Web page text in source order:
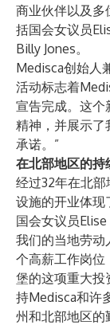
商业伙伴以及多
括国会女议员
Billy Jones。
Medisca创始人
活动标志着
宣告完成。这个
精神，并展示了
承诺。”
在北部地区的持
经过32年在北
设施的开业体现
国会女议员
我们的当地劳动
个高薪工作岗位
堡的这项重大投
持Medisca和许
州和北部地区的